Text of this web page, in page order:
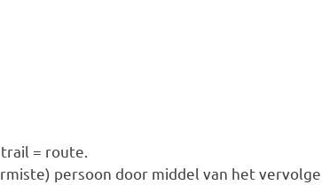
= route.
persoon door middel van het